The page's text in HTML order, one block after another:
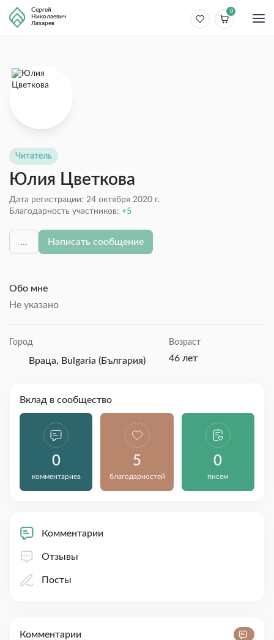
Сергей
Николаевич
Лазарев
0
Читатель
Юлия Цветкова
Дата регистрации: 24 октября 2020 г.
Благодарность участников:
5
... Написать сообщение
Обо мне
Не указано
Город
Враца, Bulgaria (България)
Возраст
46 лет
Вклад в сообщество
0
комментариев
5
благодарностей
0
писем
Комментарии
Отзывы
Посты
Комментарии